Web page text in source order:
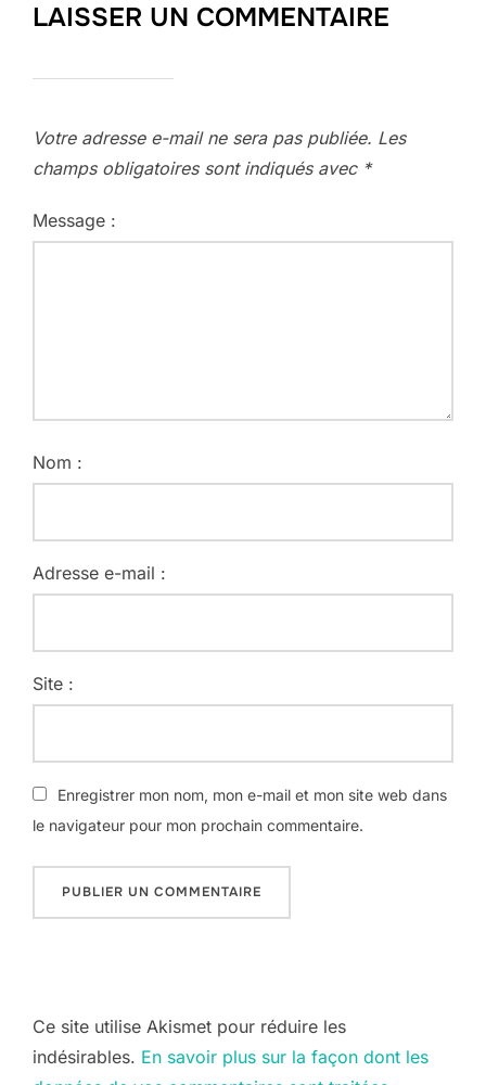
LAISSER UN COMMENTAIRE
Votre adresse e-mail ne sera pas publiée. Les
champs obligatoires sont indiqués avec *
Message :
Nom :
Adresse e-mail :
Site :
Enregistrer mon nom, mon e-mail et mon site web dans
le navigateur pour mon prochain commentaire.
Ce site utilise Akismet pour réduire les
indésirables. En savoir plus sur la façon dont les